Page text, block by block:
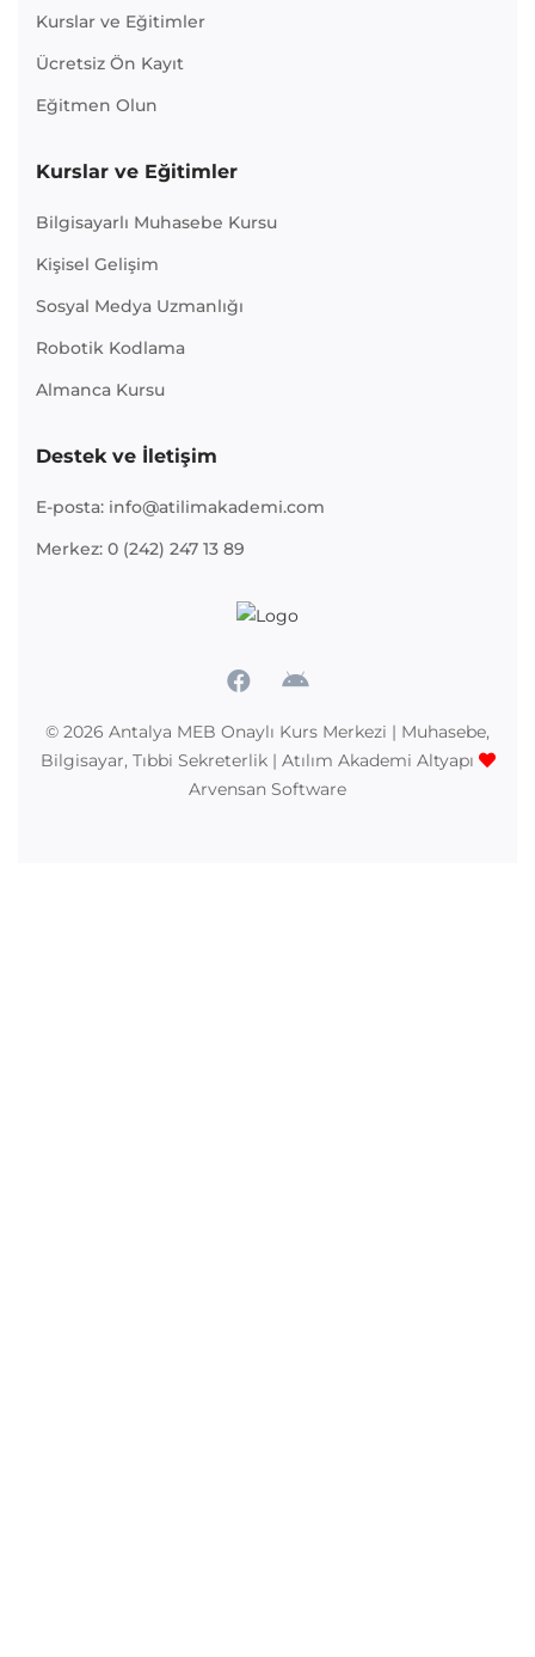
Kurslar ve Eğitimler
Ücretsiz Ön Kayıt
Eğitmen Olun
Kurslar ve Eğitimler
Bilgisayarlı Muhasebe Kursu
Kişisel Gelişim
Sosyal Medya Uzmanlığı
Robotik Kodlama
Almanca Kursu
Destek ve İletişim
E-posta: info@atilimakademi.com
Merkez: 0 (242) 247 13 89
© 2026 Antalya MEB Onaylı Kurs Merkezi | Muhasebe,
Bilgisayar, Tıbbi Sekreterlik | Atılım Akademi Altyapı
Arvensan Software